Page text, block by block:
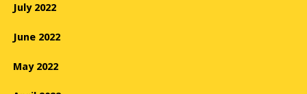
July 2022
June 2022
May 2022